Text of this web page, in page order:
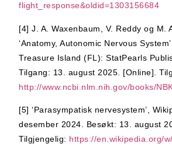
flight_response&oldid=1303156684
[4] J. A. Waxenbaum, V. Reddy og M.
‘Anatomy, Autonomic Nervous
Treasure Island (FL): StatPearls
Tilgang: 13. august 2025. [Online].
http://www.ncbi.nlm.nih.gov/books/
[5] ‘Parasympatisk nervesystem’,
desember 2024. Besøkt: 13. august
Tilgjengelig: https://en.wikipedia.org/